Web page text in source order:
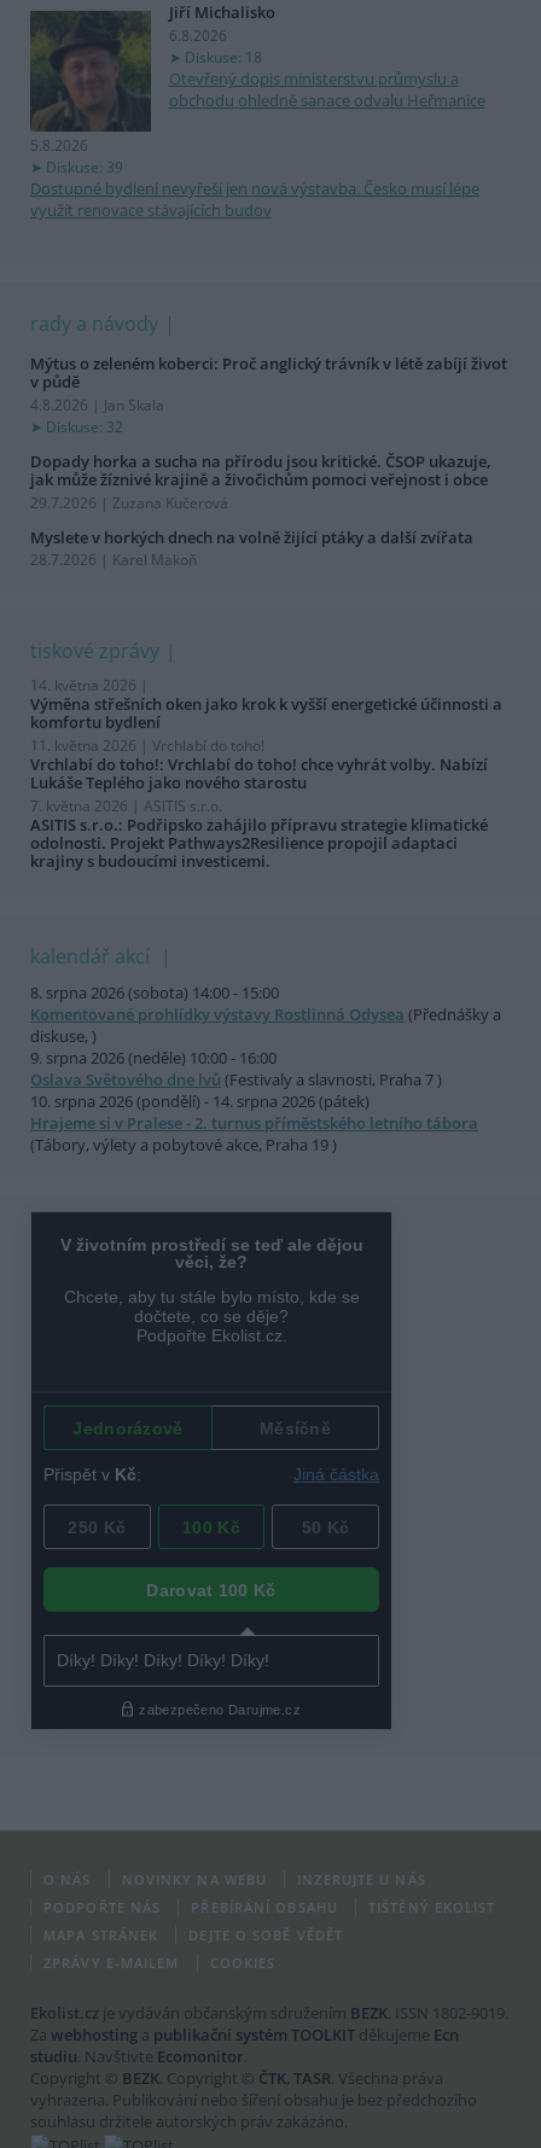
Jiří Michalisko
6.8.2026
Diskuse: 18
Otevřený dopis ministerstvu průmyslu a
obchodu ohledně sanace odvalu Heřmanice
5.8.2026
Diskuse: 39
Dostupné bydlení nevyřeší jen nová výstavba. Česko musí lépe
využít renovace stávajících budov
rady a návody
Mýtus o zeleném koberci: Proč anglický trávník v létě zabíjí život
v půdě
4.8.2026 | Jan Skala
Diskuse: 32
Dopady horka a sucha na přírodu jsou kritické. ČSOP ukazuje,
jak může žíznivé krajině a živočichům pomoci veřejnost i obce
29.7.2026 | Zuzana Kučerová
Myslete v horkých dnech na volně žijící ptáky a další zvířata
28.7.2026 | Karel Makoň
tiskové zprávy
14. května 2026 |
Výměna střešních oken jako krok k vyšší energetické účinnosti a
komfortu bydlení
11. května 2026 | Vrchlabí do toho!
Vrchlabí do toho!: Vrchlabí do toho! chce vyhrát volby. Nabízí
Lukáše Teplého jako nového starostu
7. května 2026 | ASITIS s.r.o.
ASITIS s.r.o.: Podřipsko zahájilo přípravu strategie klimatické
odolnosti. Projekt Pathways2Resilience propojil adaptaci
krajiny s budoucími investicemi.
kalendář akcí
8. srpna 2026 (sobota) 14:00 - 15:00
Komentované prohlídky výstavy Rostlinná Odysea (Přednášky a
diskuse, )
9. srpna 2026 (neděle) 10:00 - 16:00
Oslava Světového dne lvů (Festivaly a slavnosti, Praha 7 )
10. srpna 2026 (pondělí) - 14. srpna 2026 (pátek)
Hrajeme si v Pralese - 2. turnus příměstského letního tábora
(Tábory, výlety a pobytové akce, Praha 19 )
O NÁS NOVINKY NA WEBU
INZERUJTE U NÁS
PODPOŘTE NÁS
PŘEBÍRÁNÍ OBSAHU
TIŠTĚNÝ EKOLIST
MAPA STRÁNEK
DEJTE O SOBĚ VĚDĚT
ZPRÁVY E-MAILEM
COOKIES
Ekolist.cz je vydáván občanským sdružením BEZK. ISSN 1802-9019.
Za webhosting a publikační systém TOOLKIT děkujeme Ecn
studiu. Navštivte Ecomonitor.
Copyright © BEZK. Copyright © ČTK, TASR. Všechna práva
vyhrazena. Publikování nebo šíření obsahu je bez předchozího
souhlasu držitele autorských práv zakázáno.